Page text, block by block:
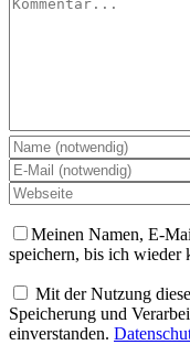
Meinen Namen, E-
speichern, bis ich wieder
Mit der Nutzung
Speicherung und
einverstanden.